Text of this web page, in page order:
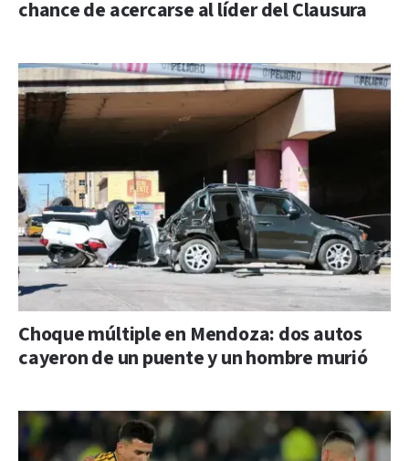
chance de acercarse al líder del Clausura
Choque múltiple en Mendoza: dos autos
cayeron de un puente y un hombre murió